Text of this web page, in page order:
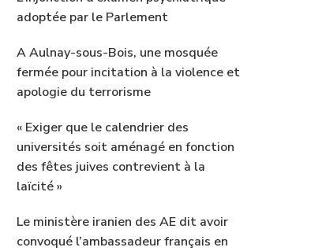
adoptée par le Parlement
A Aulnay-sous-Bois, une mosquée
fermée pour incitation à la violence et
apologie du terrorisme
« Exiger que le calendrier des
universités soit aménagé en fonction
des fêtes juives contrevient à la
laïcité »
Le ministère iranien des AE dit avoir
convoqué l’ambassadeur français en